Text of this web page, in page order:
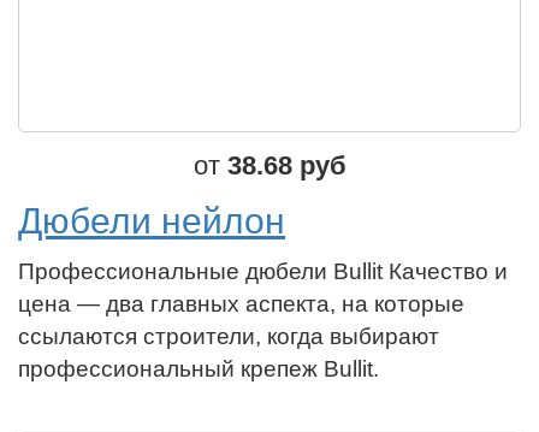
от 38.68 руб
Дюбели нейлон
Профессиональные дюбели Bullit Качество и
цена — два главных аспекта, на которые
ссылаются строители, когда выбирают
профессиональный крепеж Bullit.